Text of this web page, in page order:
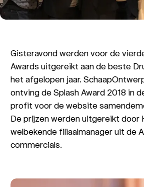
Gisteravond werden voor de
Awards uitgereikt aan de beste
het afgelopen jaar.
ontving de Splash Award 2018 in
profit voor de website
De prijzen werden uitgereikt door
welbekende filiaalmanager uit de
commercials.